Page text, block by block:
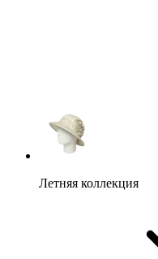
Летняя коллекция